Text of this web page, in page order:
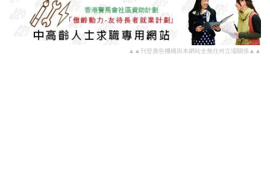
▲▲刊登廣告機構與本網站全無任何立場關係▲▲